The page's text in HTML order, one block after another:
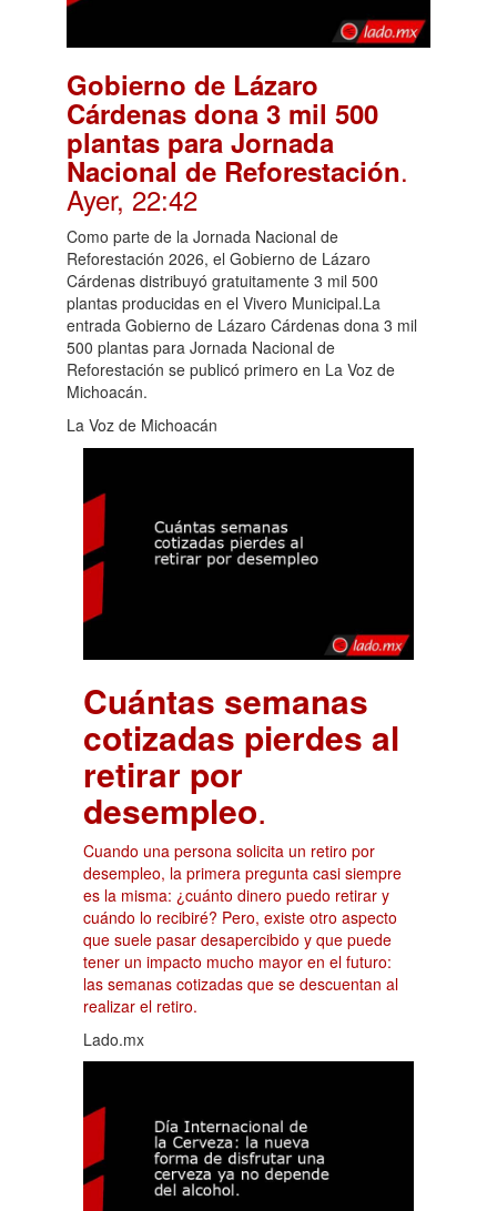
Gobierno de Lázaro
Cárdenas dona 3 mil 500
plantas para Jornada
Nacional de Reforestación.
Ayer, 22:42
Como parte de la Jornada Nacional de
Reforestación 2026, el Gobierno de Lázaro
Cárdenas distribuyó gratuitamente 3 mil 500
plantas producidas en el Vivero Municipal.La
entrada Gobierno de Lázaro Cárdenas dona 3 mil
500 plantas para Jornada Nacional de
Reforestación se publicó primero en La Voz de
Michoacán.
La Voz de Michoacán
Cuántas semanas
cotizadas pierdes al
retirar por
desempleo.
Cuando una persona solicita un retiro por
desempleo, la primera pregunta casi siempre
es la misma: ¿cuánto dinero puedo retirar y
cuándo lo recibiré? Pero, existe otro aspecto
que suele pasar desapercibido y que puede
tener un impacto mucho mayor en el futuro:
las semanas cotizadas que se descuentan al
realizar el retiro.
Lado.mx